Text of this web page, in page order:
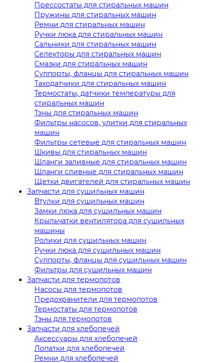
Прессостаты для стиральных машин
Пружины для стиральных машин
Ремни для стиральных машин
Ручки люка для стиральных машин
Сальники для стиральных машин
Селекторы для стиральных машин
Смазки для стиральных машин
Суппорты, фланцы для стиральных машин
Таходатчики для стиральных машин
Термостаты, датчики температуры для
стиральных машин
Тэны для стиральных машин
Фильтры насосов, улитки для стиральных
машин
Фильтры сетевые для стиральных машин
Шкивы для стиральных машин
Шланги заливные для стиральных машин
Шланги сливные для стиральных машин
Щетки двигателей для стиральных машин
Запчасти для сушильных машин
Втулки для сушильных машин
Замки люка для сушильных машин
Крыльчатки вентилятора для сушильных
машины
Ролики для сушильных машин
Ручки люка для сушильных машин
Суппорты, фланцы для сушильных машин
Фильтры для сушильных машин
Запчасти для термопотов
Насосы для термопотов
Предохранители для термопотов
Термостаты для термопотов
Тэны для термопотов
Запчасти для хлебопечей
Аксессуары для хлебопечей
Лопатки для хлебопечей
Ремни для хлебопечей